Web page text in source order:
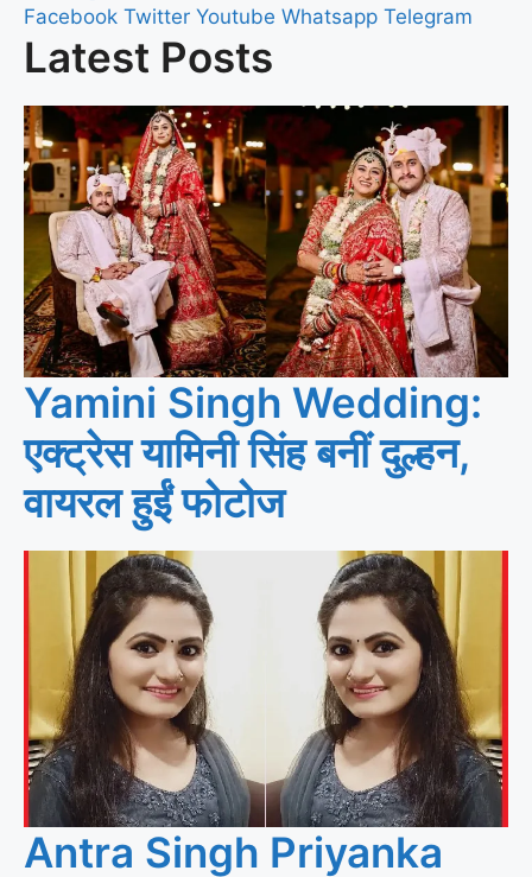
Facebook Twitter Youtube Whatsapp Telegram
Latest Posts
Yamini Singh Wedding:
एक्ट्रेस यामिनी सिंह बनीं दुल्हन,
वायरल हुईं फोटोज
Antra Singh Priyanka